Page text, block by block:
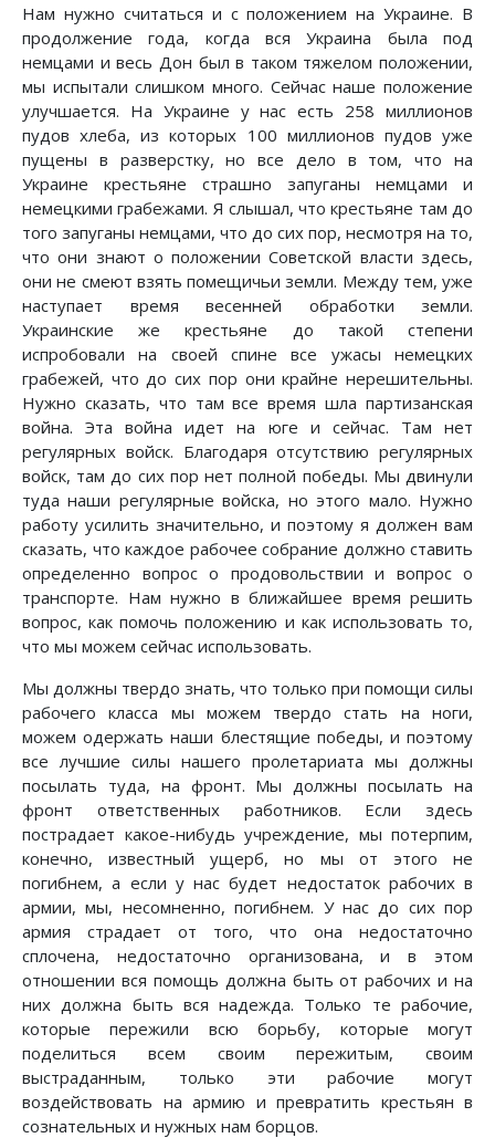
Нам нужно считаться и с положением на Украине. В
продолжение года, когда вся Украина была под
немцами и весь Дон был в таком тяжелом положении,
мы испытали слишком много. Сейчас наше положение
улучшается. На Украине у нас есть 258 миллионов
пудов хлеба, из которых 100 миллионов пудов уже
пущены в разверстку, но все дело в том, что на
Украине крестьяне страшно запуганы немцами и
немецкими грабежами. Я слышал, что крестьяне там до
того запуганы немцами, что до сих пор, несмотря на то,
что они знают о положении Советской власти здесь,
они не смеют взять помещичьи земли. Между тем, уже
наступает время весенней обработки земли.
Украинские же крестьяне до такой степени
испробовали на своей спине все ужасы немецких
грабежей, что до сих пор они крайне нерешительны.
Нужно сказать, что там все время шла партизанская
война. Эта война идет на юге и сейчас. Там нет
регулярных войск. Благодаря отсутствию регулярных
войск, там до сих пор нет полной победы. Мы двинули
туда наши регулярные войска, но этого мало. Нужно
работу усилить значительно, и поэтому я должен вам
сказать, что каждое рабочее собрание должно ставить
определенно вопрос о продовольствии и вопрос о
транспорте. Нам нужно в ближайшее время решить
вопрос, как помочь положению и как использовать то,
что мы можем сейчас использовать.
Мы должны твердо знать, что только при помощи силы
рабочего класса мы можем твердо стать на ноги,
можем одержать наши блестящие победы, и поэтому
все лучшие силы нашего пролетариата мы должны
посылать туда, на фронт. Мы должны посылать на
фронт ответственных работников. Если здесь
пострадает какое-нибудь учреждение, мы потерпим,
конечно, известный ущерб, но мы от этого не
погибнем, а если у нас будет недостаток рабочих в
армии, мы, несомненно, погибнем. У нас до сих пор
армия страдает от того, что она недостаточно
сплочена, недостаточно организована, и в этом
отношении вся помощь должна быть от рабочих и на
них должна быть вся надежда. Только те рабочие,
которые пережили всю борьбу, которые могут
поделиться всем своим пережитым, своим
выстраданным, только эти рабочие могут
воздействовать на армию и превратить крестьян в
сознательных и нужных нам борцов.